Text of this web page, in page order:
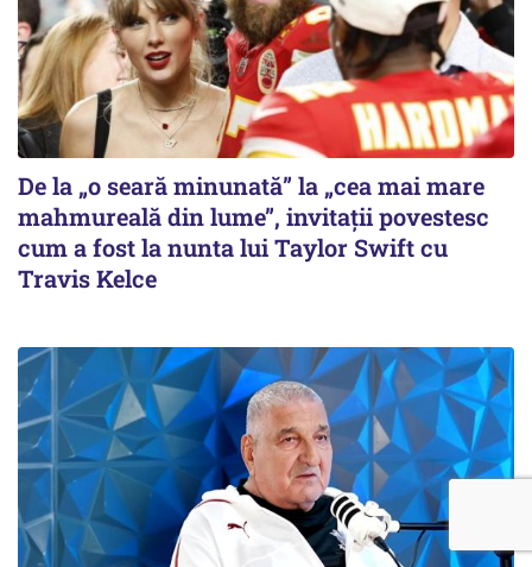
De la „o seară minunată” la „cea mai mare
mahmureală din lume”, invitații povestesc
cum a fost la nunta lui Taylor Swift cu
Travis Kelce